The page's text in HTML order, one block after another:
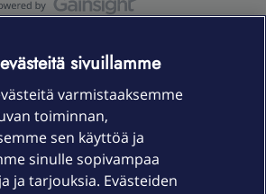
sivuillamme
varmistaaksemme
toiminnan,
sen käyttöä ja
sinulle sopivampaa
ja tarjouksia. Evästeiden